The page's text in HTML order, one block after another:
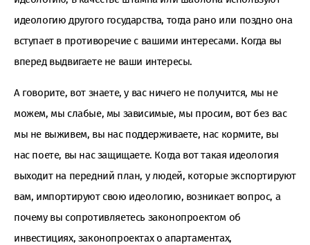
идеологию другого государства, тогда рано или поздно она
вступает в противоречие с вашими интересами. Когда вы
вперед выдвигаете не ваши интересы.
А говорите, вот знаете, у вас ничего не получится, мы не
можем, мы слабые, мы зависимые, мы просим, вот без вас
мы не выживем, вы нас поддерживаете, нас кормите, вы
нас поете, вы нас защищаете. Когда вот такая идеология
выходит на передний план, у людей, которые экспортируют
вам, импортируют свою идеологию, возникает вопрос, а
почему вы сопротивляетесь законопроектом об
инвестициях, законопроектах о апартаментах,